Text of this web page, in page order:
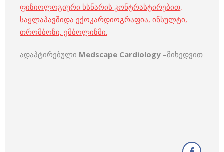
ფიზიოლოგიური ხსნარის კონტრასტირებით,
საყლაპავშიდა ექოკარდიოგრაფია, ინსულტი,
თრომბოზი, ემბოლიზმი.
ადაპტირებული Medscape Cardiology –მიხედვით